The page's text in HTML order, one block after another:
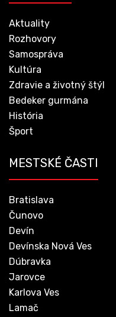
Aktuality
Rozhovory
Samospráva
Kultúra
Zdravie a životný štýl
Bedeker gurmána
História
Šport
MESTSKÉ ČASTI
Bratislava
Čunovo
Devín
Devínska Nová Ves
Dúbravka
Jarovce
Karlova Ves
Lamač